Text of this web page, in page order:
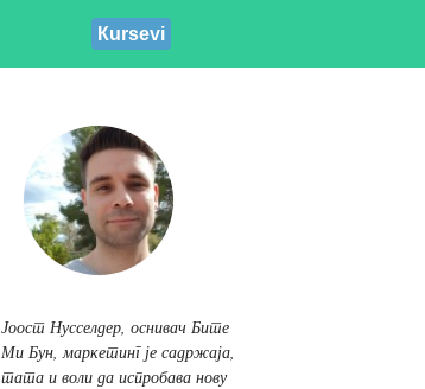
Кursevi
Јоост Нусселдер, оснивач Бите
Ми Бун, маркетинг је садржаја,
тата и воли да испробава нову